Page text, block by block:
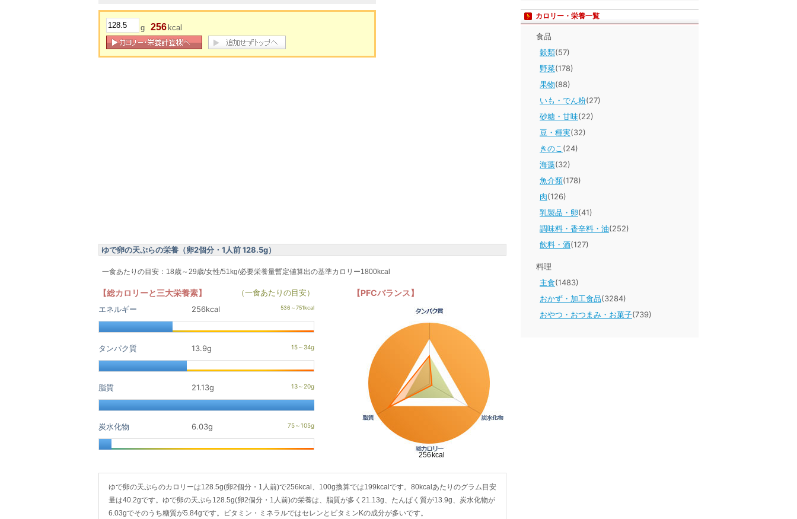
g 256 kcal
ゆで卵の天ぷらの栄養（卵2個分・1人前 128.5g）
一食あたりの目安：18歳～29歳/女性/51kg/必要栄養量暫定値算出の基準カロリー1800kcal
【総カロリーと三大栄養素】
（一食あたりの目安）
エネルギー
256kcal
タンパク質 13.9g
脂質 21.13g
炭水化物 6.03g
【PFCバランス】
ゆで卵の天ぷらのカロリーは128.5g(卵2個分・1人前)で256kcal、100g換算では199kcalです。80kcalあたりのグラム目安
量は40.2gです。ゆで卵の天ぷら128.5g(卵2個分・1人前)の栄養は、脂質が多く21.13g、たんぱく質が13.9g、炭水化物が
6.03gでそのうち糖質が5.84gです。ビタミン・ミネラルではセレンとビタミンKの成分が多いです。
カロリー・栄養一覧
食品
穀類(57)
野菜(178)
果物(88)
いも・でん粉(27)
砂糖・甘味(22)
豆・種実(32)
きのこ (24)
海藻(32)
魚介類(178)
肉(126)
乳製品・卵(41)
調味料・香辛料・油(252)
飲料・酒(127)
料理
主食(1483)
おかず・加工食品(3284)
おやつ・おつまみ・お菓子(739)